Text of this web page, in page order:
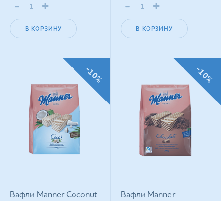
- +
В КОРЗИНУ
- +
В КОРЗИНУ
Вафли Manner Coconut
-10%
Вафли Manner
-10%